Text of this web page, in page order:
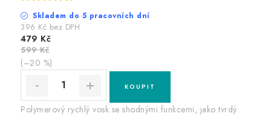
Skladem do 5 pracovních dní
396 Kč bez DPH
479 Kč
599 Kč
(–20 %)
Polymerový rychlý vosk se shodnými funkcemi, jako tvrdý